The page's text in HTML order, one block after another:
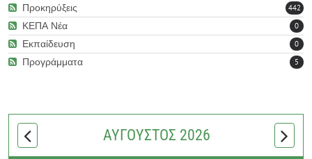
442
Προκηρύξεις
0
ΚΕΠΑ Νέα
0
Εκπαίδευση
5
Προγράμματα
ΑΎΓΟΥΣΤΟΣ 2026